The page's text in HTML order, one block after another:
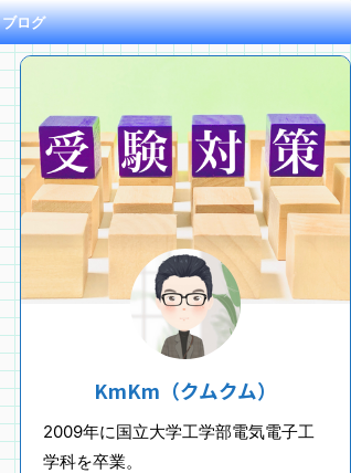
ブログ
KmKm（クムクム）
2009年に国立大学工学部電気電子工
学科を卒業。